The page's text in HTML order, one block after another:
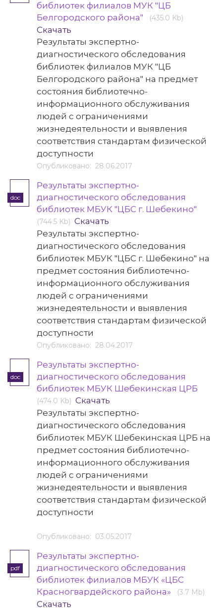
библиотек филиалов МУК "ЦБ
Белгородского района"
(435.0 Kb)
Скачать
Результаты экспертно-
диагностического обследования
библиотек филиалов МУК "ЦБ
Белгородского района" на предмет
состояния библиотечно-
информационного обслуживания
людей с ограничениями
жизнедеятельности и выявления
соответствия стандартам физической
доступности
Опубликовано: 28.06.2017
doc
Результаты экспертно-
диагностического обследования
библиотек МБУК "ЦБС г. Шебекино"
(744.5 Kb) Скачать
Результаты экспертно-
диагностического обследования
библиотек МБУК "ЦБС г. Шебекино" на
предмет состояния библиотечно-
информационного обслуживания
людей с ограничениями
жизнедеятельности и выявления
соответствия стандартам физической
доступности
Опубликовано: 28.04.2017
doc
Результаты экспертно-
диагностического обследования
библиотек МБУК Шебекинская ЦРБ
(474.0 Kb) Скачать
Результаты экспертно-
диагностического обследования
библиотек МБУК Шебекинская ЦРБ на
предмет состояния библиотечно-
информационного обслуживания
людей с ограничениями
жизнедеятельности и выявления
соответствия стандартам физической
доступности
Опубликовано: 03.05.2017
pdf
Результаты экспертно-
диагностического обследования
библиотек филиалов МБУК «ЦБС
Красногвардейского района»
(3.7 Mb)
Скачать